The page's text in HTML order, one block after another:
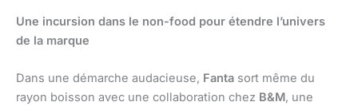
Une incursion dans le non-food pour étendre l’univers
de la marque
Dans une démarche audacieuse, Fanta sort même du
rayon boisson avec une collaboration chez B&M, une